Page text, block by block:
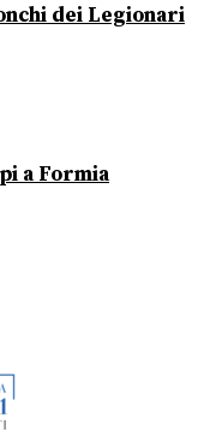
dei Legionari
a Formia